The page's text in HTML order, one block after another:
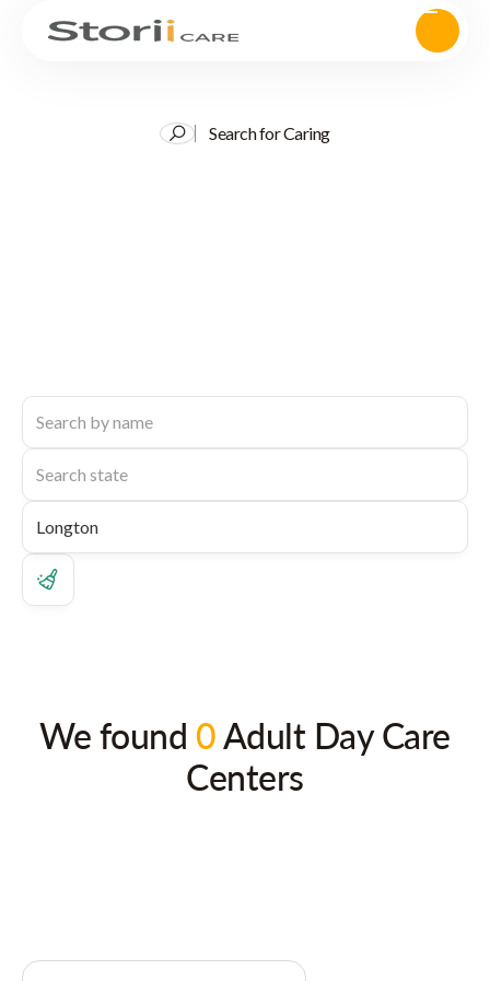
Search for Caring
We found 0Adult Day Care
Centers